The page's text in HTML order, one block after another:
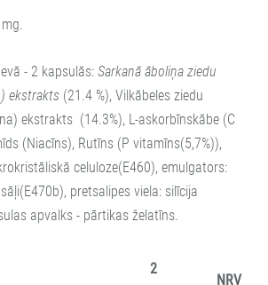
- 2 kapsulās: Sarkanā āboliņa ziedu
ekstrakts (21.4 %), Vilkābeles ziedu
ekstrakts (14.3%), L-askorbīnskābe (C
(Niacīns), Rutīns (P vitamīns(5,7%)),
celuloze(E460), emulgators:
pretsalipes viela: silīcija
apvalks - pārtikas želatīns.
2
NRV